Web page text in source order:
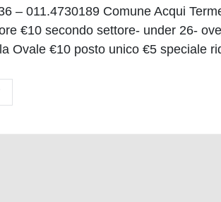
– 011.4730189 Comune Acqui
€10 secondo settore- under 26-
Ovale €10 posto unico €5 speciale